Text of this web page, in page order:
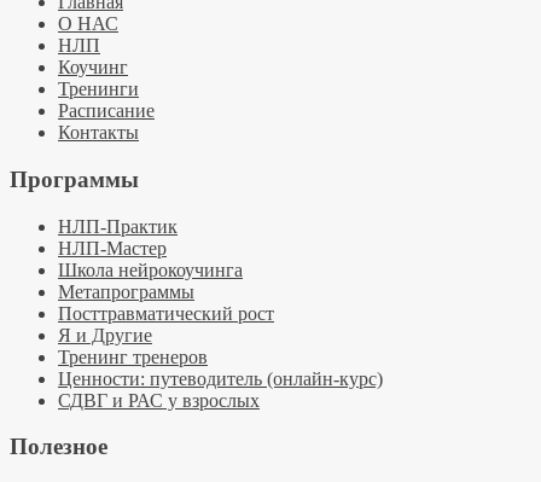
О НАС
НЛП
Коучинг
Тренинги
Расписание
Контакты
Программы
НЛП-Практик
НЛП-Мастер
Школа нейрокоучинга
Метапрограммы
Посттравматический рост
Я и Другие
Тренинг тренеров
Ценности: путеводитель (онлайн-курс)
СДВГ и РАС у взрослых
Полезное